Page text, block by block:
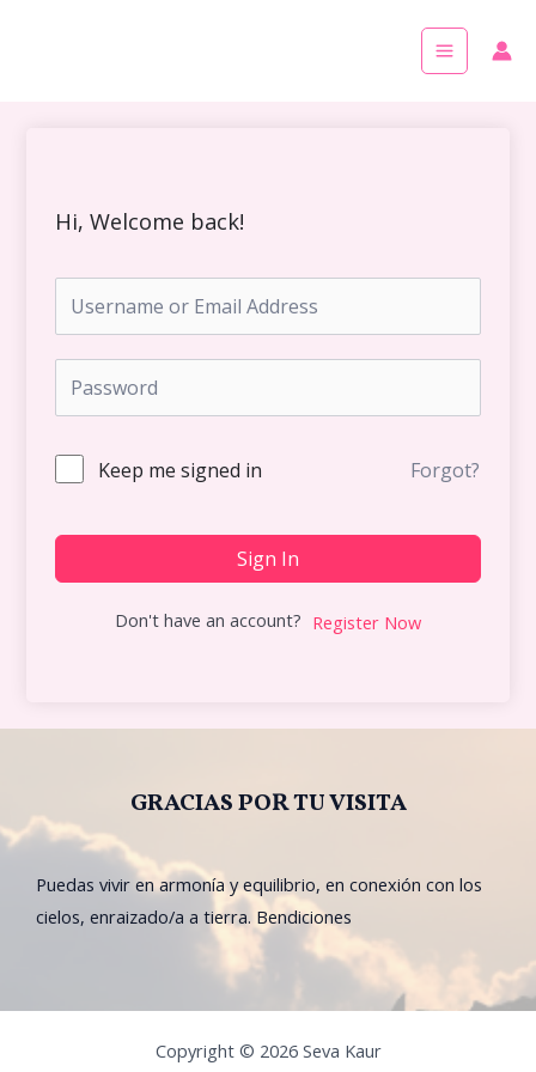
Main
Menu
Hi, Welcome back!
Keep me signed in Forgot?
Sign In
Don't have an account? Register Now
GRACIAS POR TU VISITA
Puedas vivir en armonía y equilibrio, en conexión con los
cielos, enraizado/a a tierra. Bendiciones
Copyright © 2026 Seva Kaur